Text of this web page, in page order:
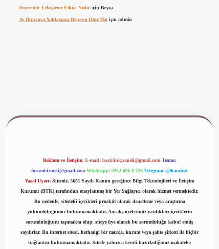
Depremde Çekiçleme Etkisi Nediriçin Beyza
Ay Dünyaya Yaklaşınca Deprem Olur Mu için admin
Reklam ve İletişim: E-mail: backlinkpaneli@gmail.com Teams:
forumhizmeti@gmail.com Whatsapp: 0262 606 0 726 Telegram: @karabul
Yasal Uyarı: Sitemiz, 5651 Sayılı Kanun gereğince Bilgi Teknolojileri ve İletişim
Kurumu (BTK) tarafından onaylanmış bir Yer Sağlayıcı olarak hizmet vermektedir.
Bu nedenle, sitedeki içerikleri proaktif olarak denetleme veya araştırma
yükümlülüğümüz bulunmamaktadır. Ancak, üyelerimiz yazdıkları içeriklerin
sorumluluğunu taşımakta olup, siteye üye olarak bu sorumluluğu kabul etmiş
sayılırlar. Bu internet sitesi, herhangi bir marka, kurum veya şahıs şirketi ile hiçbir
bağlantısı bulunmamaktadır. Sitede yalnızca kendi hazırladığımız makaleler